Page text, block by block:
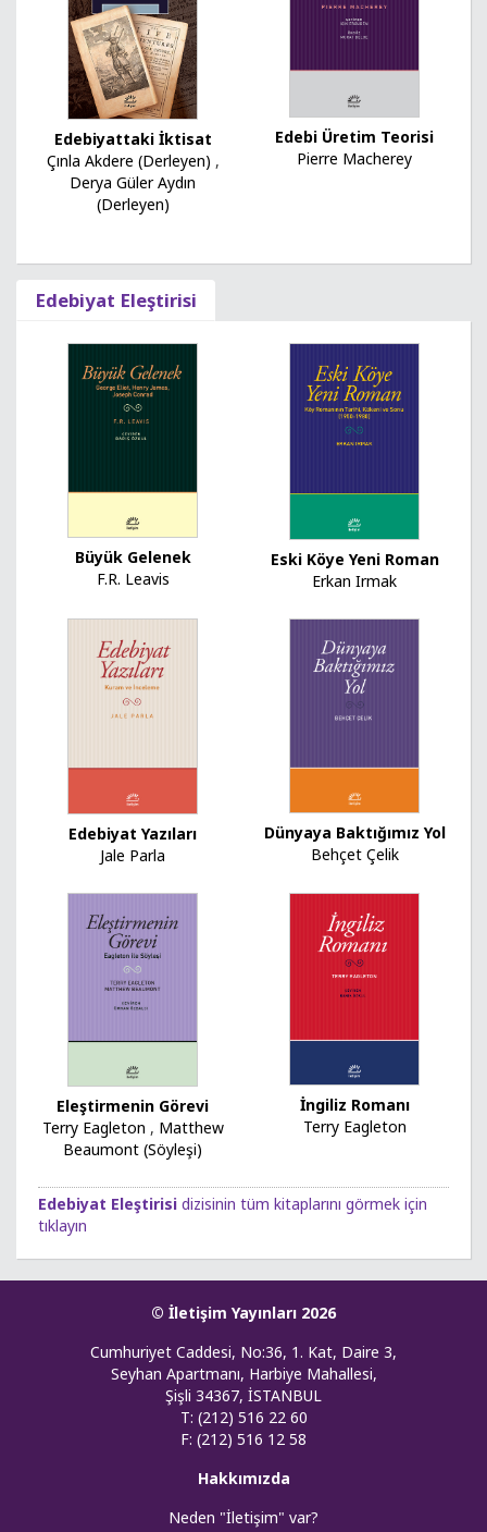
Edebiyattaki İktisat
Çınla Akdere (Derleyen) ,
Derya Güler Aydın
(Derleyen)
Edebi Üretim Teorisi
Pierre Macherey
Edebiyat Eleştirisi
Büyük Gelenek
F.R. Leavis
Eski Köye Yeni Roman
Erkan Irmak
Edebiyat Yazıları
Jale Parla
Dünyaya Baktığımız Yol
Behçet Çelik
Eleştirmenin Görevi
Terry Eagleton , Matthew
Beaumont (Söyleşi)
İngiliz Romanı
Terry Eagleton
Edebiyat Eleştirisi dizisinin tüm kitaplarını görmek için
tıklayın
© İletişim Yayınları 2026
Cumhuriyet Caddesi, No:36, 1. Kat, Daire 3,
Seyhan Apartmanı, Harbiye Mahallesi,
Şişli 34367, İSTANBUL
T: (212) 516 22 60
F: (212) 516 12 58
Hakkımızda
Neden "İletişim" var?